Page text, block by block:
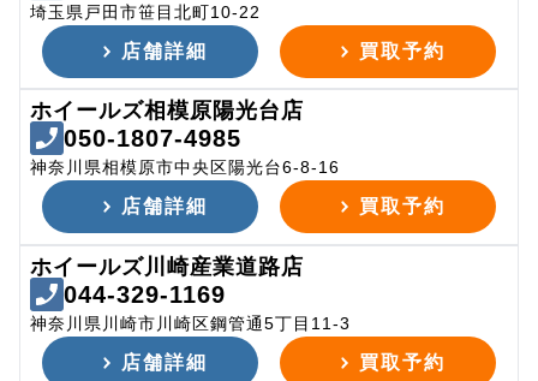
埼玉県戸田市笹目北町10-22
店舗詳細 買取予約
ホイールズ相模原陽光台店
050-1807-4985
神奈川県相模原市中央区陽光台6-8-16
店舗詳細 買取予約
ホイールズ川崎産業道路店
044-329-1169
神奈川県川崎市川崎区鋼管通5丁目11-3
店舗詳細 買取予約